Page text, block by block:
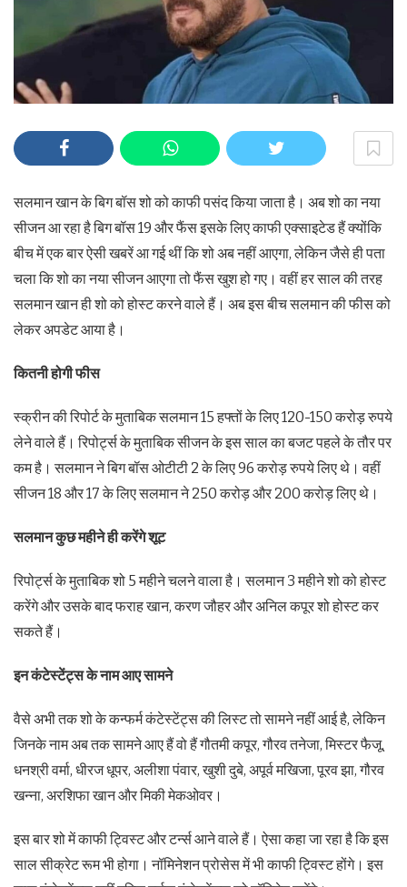
सलमान खान के बिग बॉस शो को काफी पसंद किया जाता है। अब शो का नया
सीजन आ रहा है बिग बॉस 19 और फैंस इसके लिए काफी एक्साइटेड हैं क्योंकि
बीच में एक बार ऐसी खबरें आ गई थीं कि शो अब नहीं आएगा, लेकिन जैसे ही पता
चला कि शो का नया सीजन आएगा तो फैंस खुश हो गए। वहीं हर साल की तरह
सलमान खान ही शो को होस्ट करने वाले हैं। अब इस बीच सलमान की फीस को
लेकर अपडेट आया है।
कितनी होगी फीस
स्क्रीन की रिपोर्ट के मुताबिक सलमान 15 हफ्तों के लिए 120-150 करोड़ रुपये
लेने वाले हैं। रिपोर्ट्स के मुताबिक सीजन के इस साल का बजट पहले के तौर पर
कम है। सलमान ने बिग बॉस ओटीटी 2 के लिए 96 करोड़ रुपये लिए थे। वहीं
सीजन 18 और 17 के लिए सलमान ने 250 करोड़ और 200 करोड़ लिए थे।
सलमान कुछ महीने ही करेंगे शूट
रिपोर्ट्स के मुताबिक शो 5 महीने चलने वाला है। सलमान 3 महीने शो को होस्ट
करेंगे और उसके बाद फराह खान, करण जौहर और अनिल कपूर शो होस्ट कर
सकते हैं।
इन कंटेस्टेंट्स के नाम आए सामने
वैसे अभी तक शो के कन्फर्म कंटेस्टेंट्स की लिस्ट तो सामने नहीं आई है, लेकिन
जिनके नाम अब तक सामने आए हैं वो हैं गौतमी कपूर, गौरव तनेजा, मिस्टर फैजू,
धनश्री वर्मा, धीरज धूपर, अलीशा पंवार, खुशी दुबे, अपूर्व मखिजा, पूरव झा, गौरव
खन्ना, अरशिफा खान और मिकी मेकओवर।
इस बार शो में काफी ट्विस्ट और टर्न्स आने वाले हैं। ऐसा कहा जा रहा है कि इस
साल सीक्रेट रूम भी होगा। नॉमिनेशन प्रोसेस में भी काफी ट्विस्ट होंगे। इस